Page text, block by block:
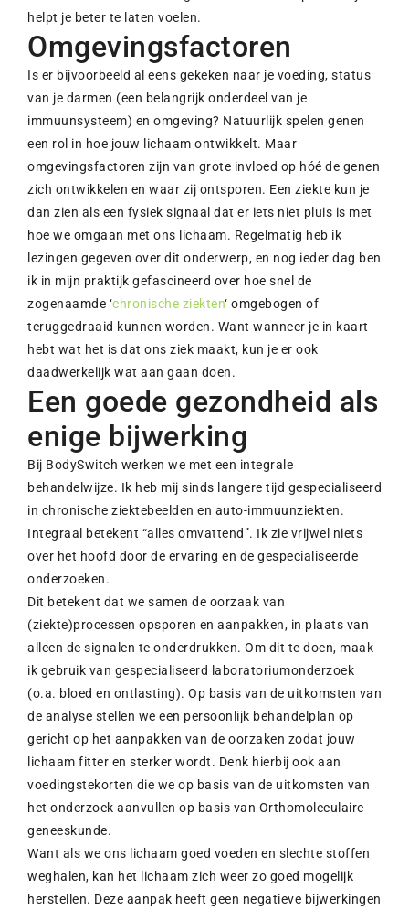
helpt je beter te laten voelen.
Omgevingsfactoren
Is er bijvoorbeeld al eens gekeken naar je voeding, status
van je darmen (een belangrijk onderdeel van je
immuunsysteem) en omgeving? Natuurlijk spelen genen
een rol in hoe jouw lichaam ontwikkelt. Maar
omgevingsfactoren zijn van grote invloed op hóé de genen
zich ontwikkelen en waar zij ontsporen. Een ziekte kun je
dan zien als een fysiek signaal dat er iets niet pluis is met
hoe we omgaan met ons lichaam. Regelmatig heb ik
lezingen gegeven over dit onderwerp, en nog ieder dag ben
ik in mijn praktijk gefascineerd over hoe snel de
zogenaamde ‘chronische ziekten‘ omgebogen of
teruggedraaid kunnen worden. Want wanneer je in kaart
hebt wat het is dat ons ziek maakt, kun je er ook
daadwerkelijk wat aan gaan doen.
Een goede gezondheid als
enige bijwerking
Bij BodySwitch werken we met een integrale
behandelwijze. Ik heb mij sinds langere tijd gespecialiseerd
in chronische ziektebeelden en auto-immuunziekten.
Integraal betekent “alles omvattend”. Ik zie vrijwel niets
over het hoofd door de ervaring en de gespecialiseerde
onderzoeken.
Dit betekent dat we samen de oorzaak van
(ziekte)processen opsporen en aanpakken, in plaats van
alleen de signalen te onderdrukken. Om dit te doen, maak
ik gebruik van gespecialiseerd laboratoriumonderzoek
(o.a. bloed en ontlasting). Op basis van de uitkomsten van
de analyse stellen we een persoonlijk behandelplan op
gericht op het aanpakken van de oorzaken zodat jouw
lichaam fitter en sterker wordt. Denk hierbij ook aan
voedingstekorten die we op basis van de uitkomsten van
het onderzoek aanvullen op basis van Orthomoleculaire
geneeskunde.
Want als we ons lichaam goed voeden en slechte stoffen
weghalen, kan het lichaam zich weer zo goed mogelijk
herstellen. Deze aanpak heeft geen negatieve bijwerkingen